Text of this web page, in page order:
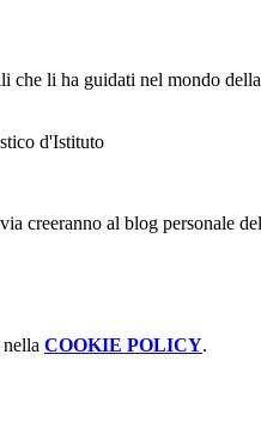
li ha guidati nel mondo
d'Istituto
creeranno al blog personale
COOKIE POLICY.